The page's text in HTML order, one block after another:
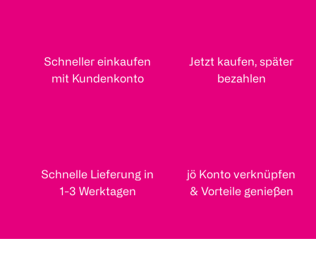
Schneller einkaufen
mit Kundenkonto
Jetzt kaufen, später
bezahlen
Schnelle Lieferung in
1-3 Werktagen
jö Konto verknüpfen
& Vorteile genießen